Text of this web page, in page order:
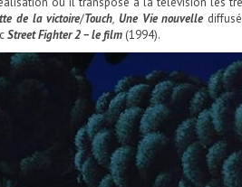
de la victoire/Touch, Une Vie nouvelle
Street Fighter 2 – le film(1994).